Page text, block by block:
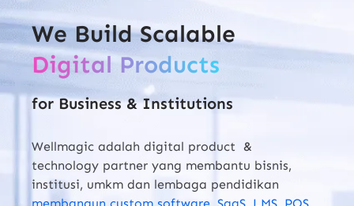
We Build Scalable
Digital Products
for Business & Institutions
Wellmagic adalah digital product &
technology partner yang membantu bisnis,
institusi, umkm dan lembaga pendidikan